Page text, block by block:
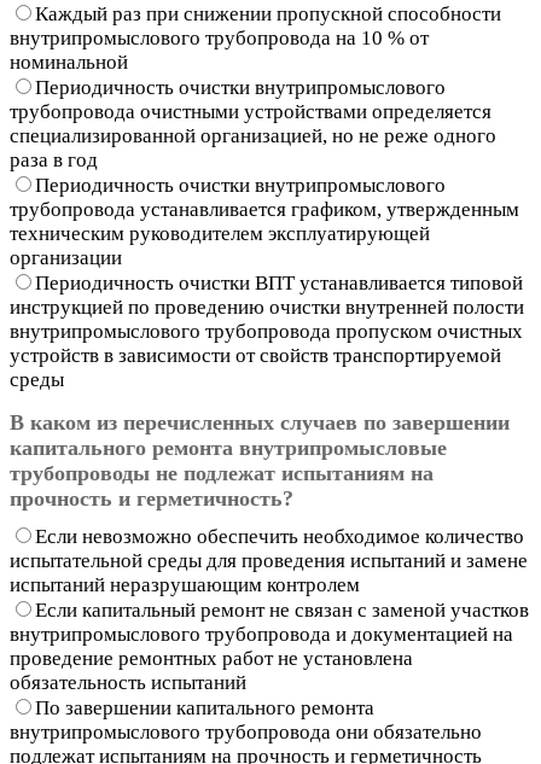
Каждый раз при снижении пропускной способности
внутрипромыслового трубопровода на 10 % от
номинальной
Периодичность очистки внутрипромыслового
трубопровода очистными устройствами определяется
специализированной организацией, но не реже одного
раза в год
Периодичность очистки внутрипромыслового
трубопровода устанавливается графиком, утвержденным
техническим руководителем эксплуатирующей
организации
Периодичность очистки ВПТ устанавливается типовой
инструкцией по проведению очистки внутренней полости
внутрипромыслового трубопровода пропуском очистных
устройств в зависимости от свойств транспортируемой
среды
В каком из перечисленных случаев по завершении
капитального ремонта внутрипромысловые
трубопроводы не подлежат испытаниям на
прочность и герметичность?
Если невозможно обеспечить необходимое количество
испытательной среды для проведения испытаний и замене
испытаний неразрушающим контролем
Если капитальный ремонт не связан с заменой участков
внутрипромыслового трубопровода и документацией на
проведение ремонтных работ не установлена
обязательность испытаний
По завершении капитального ремонта
внутрипромыслового трубопровода они обязательно
подлежат испытаниям на прочность и герметичность